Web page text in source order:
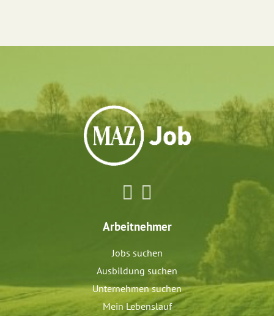
Arbeitnehmer
Jobs suchen
Ausbildung suchen
Unternehmen suchen
Mein Lebenslauf